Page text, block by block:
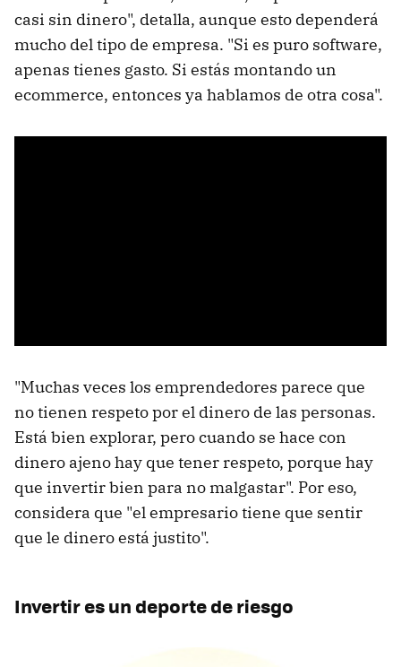
casi sin dinero", detalla, aunque esto dependerá
mucho del tipo de empresa. "Si es puro software,
apenas tienes gasto. Si estás montando un
ecommerce, entonces ya hablamos de otra cosa".
"Muchas veces los emprendedores parece que
no tienen respeto por el dinero de las personas.
Está bien explorar, pero cuando se hace con
dinero ajeno hay que tener respeto, porque hay
que invertir bien para no malgastar". Por eso,
considera que "el empresario tiene que sentir
que le dinero está justito".
Invertir es un deporte de riesgo